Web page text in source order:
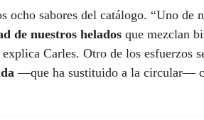
ocho sabores del catálogo. “Uno de
de nuestros helados que mezclan
Carles. Otro de los esfuerzos
—que ha sustituido a la circular—